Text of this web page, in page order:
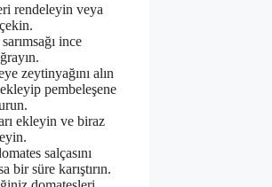
rendeleyin veya
ince
zeytinyağını alın
pembeleşene
ekleyin ve biraz
salçasını
bir süre karıştırın.